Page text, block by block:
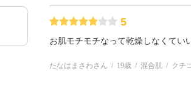
5
お肌モチモチなって乾燥しなくてい
たなはまさわさん 19歳 混合肌 クチ